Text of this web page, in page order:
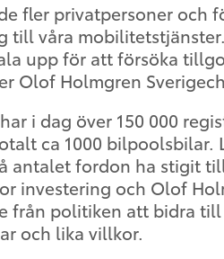
fler privatpersoner och
till våra
upp för att försöka
Olof Holmgren
i dag över 150 000
ca 1000 bilpoolsbilar.
antalet fordon ha stigit
investering och Olof
från politiken att bidra
och lika villkor.